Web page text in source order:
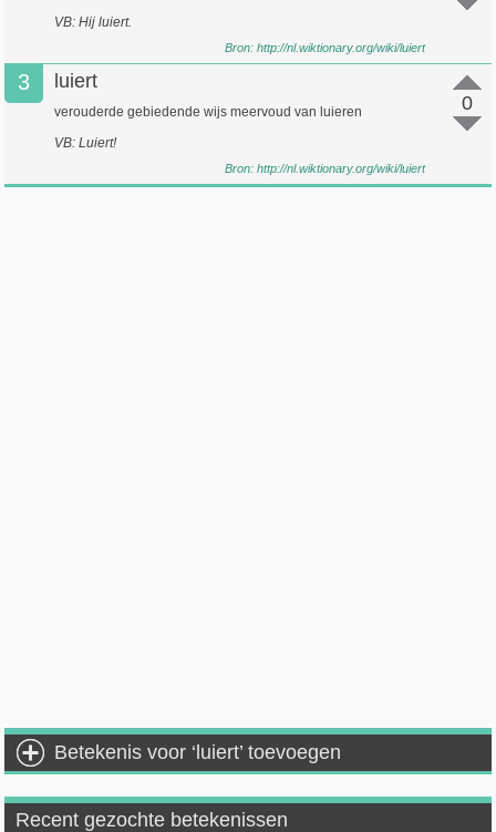
VB: Hij luiert.
Bron: http://nl.wiktionary.org/wiki/luiert
3
0
luiert
verouderde gebiedende wijs meervoud van luieren
VB: Luiert!
Bron: http://nl.wiktionary.org/wiki/luiert
Betekenis voor ‘luiert’ toevoegen
Recent gezochte betekenissen